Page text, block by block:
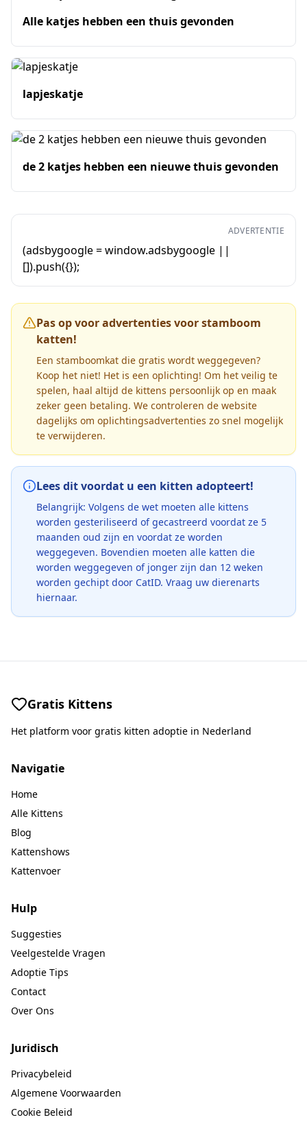
Alle katjes hebben een thuis gevonden
lapjeskatje
de 2 katjes hebben een nieuwe thuis gevonden
ADVERTENTIE
(adsbygoogle = window.adsbygoogle ||
[]).push({});
Pas op voor advertenties voor stamboom
katten!
Een stamboomkat die gratis wordt weggegeven?
Koop het niet! Het is een oplichting! Om het veilig te
spelen, haal altijd de kittens persoonlijk op en maak
zeker geen betaling. We controleren de website
dagelijks om oplichtingsadvertenties zo snel mogelijk
te verwijderen.
Lees dit voordat u een kitten adopteert!
Belangrijk: Volgens de wet moeten alle kittens
worden gesteriliseerd of gecastreerd voordat ze 5
maanden oud zijn en voordat ze worden
weggegeven. Bovendien moeten alle katten die
worden weggegeven of jonger zijn dan 12 weken
worden gechipt door CatID. Vraag uw dierenarts
hiernaar.
Gratis Kittens
Het platform voor gratis kitten adoptie in Nederland
Navigatie
Home
Alle Kittens
Blog
Kattenshows
Kattenvoer
Hulp
Suggesties
Veelgestelde Vragen
Adoptie Tips
Contact
Over Ons
Juridisch
Privacybeleid
Algemene Voorwaarden
Cookie Beleid